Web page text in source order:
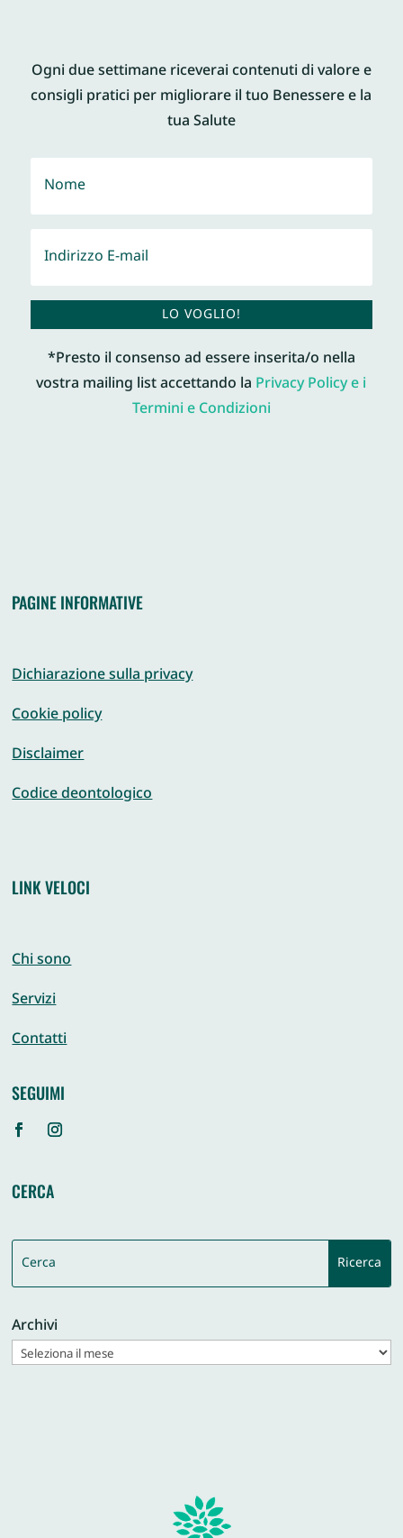
Ogni due settimane riceverai contenuti di valore e
consigli pratici per migliorare il tuo Benessere e la
tua Salute
LO VOGLIO!
*Presto il consenso ad essere inserita/o nella
vostra mailing list accettando laPrivacy Policy e i
Termini e Condizioni
PAGINE INFORMATIVE
Dichiarazione sulla privacy
Cookie policy
Disclaimer
Codice deontologico
LINK VELOCI
Chi sono
Servizi
Contatti
SEGUIMI
CERCA
Archivi